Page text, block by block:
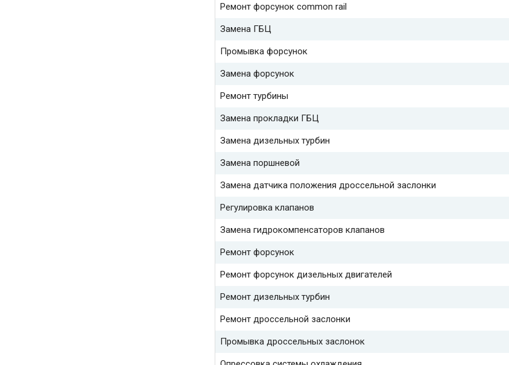
Ремонт форсунок common rail
Замена ГБЦ
Промывка форсунок
Замена форсунок
Ремонт турбины
Замена прокладки ГБЦ
Замена дизельных турбин
Замена поршневой
Замена датчика положения дроссельной заслонки
Регулировка клапанов
Замена гидрокомпенсаторов клапанов
Ремонт форсунок
Ремонт форсунок дизельных двигателей
Ремонт дизельных турбин
Ремонт дроссельной заслонки
Промывка дроссельных заслонок